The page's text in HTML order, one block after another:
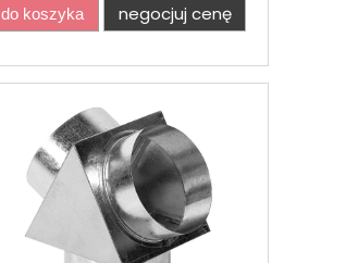
do koszyka negocjuj cenę